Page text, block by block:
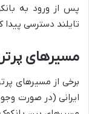
پس از ورود به
تایلند دسترسی پیدا
مسیرهای
برخی از مسیرهای
ایرانی (در صورت